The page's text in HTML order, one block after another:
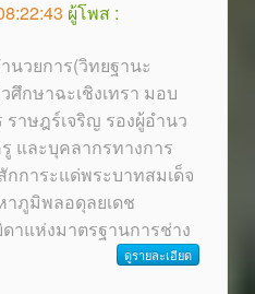
ผู้โพส :
นวยการ(วิทยฐานะ
ศึกษาฉะเชิงเทรา มอบ
าษฎร์เจริญ รองผู้อำนว
และบุคลากรทางการ
การะแด่พระบาทสมเด็จ
าภูมิพลอดุลยเดช
าแห่งมาตรฐานการช่าง
ดูรายละเอียด